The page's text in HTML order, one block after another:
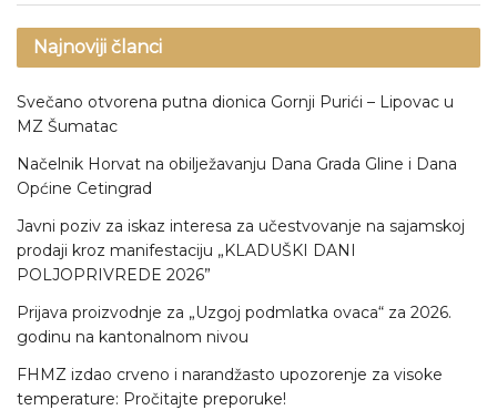
Najnoviji članci
Svečano otvorena putna dionica Gornji Purići – Lipovac u
MZ Šumatac
Načelnik Horvat na obilježavanju Dana Grada Gline i Dana
Općine Cetingrad
Javni poziv za iskaz interesa za učestvovanje na sajamskoj
prodaji kroz manifestaciju „KLADUŠKI DANI
POLJOPRIVREDE 2026”
Prijava proizvodnje za „Uzgoj podmlatka ovaca“ za 2026.
godinu na kantonalnom nivou
FHMZ izdao crveno i narandžasto upozorenje za visoke
temperature: Pročitajte preporuke!